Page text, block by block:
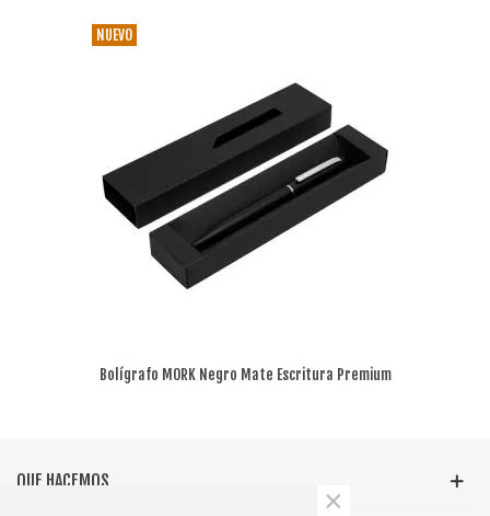
NUEVO
Bolígrafo MORK Negro Mate Escritura Premium
QUE HACEMOS
×